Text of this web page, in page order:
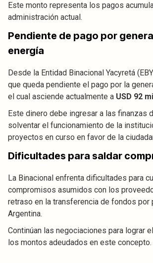
Este monto representa los pagos
administración actual.
Pendiente de pago por
energía
Desde la Entidad Binacional Yacyretá
que queda pendiente el pago por la
el cual asciende actualmente a USD 92
Este dinero debe ingresar a las finanzas
solventar el funcionamiento de la
proyectos en curso en favor de la
Dificultades para saldar
La Binacional enfrenta dificultades para
compromisos asumidos con los
retraso en la transferencia de fondos por
Argentina.
Continúan las negociaciones para lograr
los montos adeudados en este concepto.